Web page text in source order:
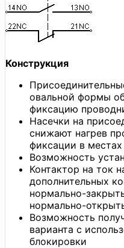
Конструкция
овальной формы
фиксацию
Насечки на
снижают нагрев
фиксации в
Возможность
Контактор на ток
дополнительных
нормально-
нормально-
Возможность
варианта с
блокировки